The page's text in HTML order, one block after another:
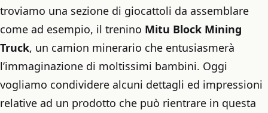
troviamo una sezione di giocattoli da assemblare
come ad esempio, il trenino Mitu Block Mining
Truck, un camion minerario che entusiasmerà
l’immaginazione di moltissimi bambini. Oggi
vogliamo condividere alcuni dettagli ed impressioni
relative ad un prodotto che può rientrare in questa